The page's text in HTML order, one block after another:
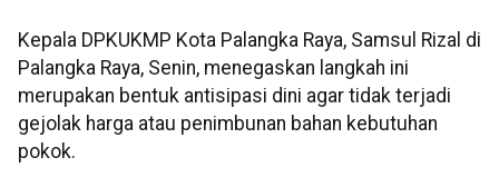
Kepala DPKUKMP Kota Palangka Raya, Samsul Rizal di
Palangka Raya, Senin, menegaskan langkah ini
merupakan bentuk antisipasi dini agar tidak terjadi
gejolak harga atau penimbunan bahan kebutuhan
pokok.